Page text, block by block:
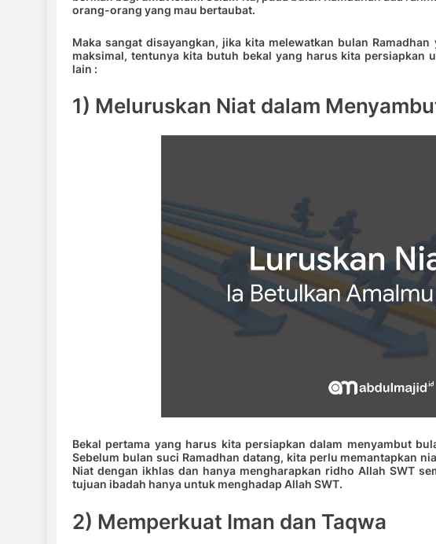
orang-orang yang mau bertaubat.
Maka sangat disayangkan, jika kita melewatkan bulan
maksimal, tentunya kita butuh bekal yang harus kita persiapkan
lain :
1) Meluruskan Niat dalam
Bekal pertama yang harus kita persiapkan dalam menyambut
Sebelum bulan suci Ramadhan datang, kita perlu memantapkan
Niat dengan ikhlas dan hanya mengharapkan ridho Allah SWT
tujuan ibadah hanya untuk menghadap Allah SWT.
2) Memperkuat Iman dan Taqwa